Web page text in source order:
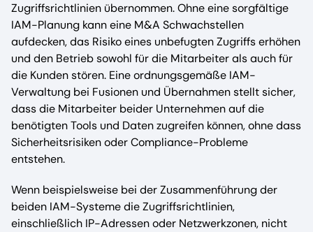
Zugriffsrichtlinien übernommen. Ohne eine sorgfältige
IAM-Planung kann eine M&A Schwachstellen
aufdecken, das Risiko eines unbefugten Zugriffs erhöhen
und den Betrieb sowohl für die Mitarbeiter als auch für
die Kunden stören. Eine ordnungsgemäße IAM-
Verwaltung bei Fusionen und Übernahmen stellt sicher,
dass die Mitarbeiter beider Unternehmen auf die
benötigten Tools und Daten zugreifen können, ohne dass
Sicherheitsrisiken oder Compliance-Probleme
entstehen.
Wenn beispielsweise bei der Zusammenführung der
beiden IAM-Systeme die Zugriffsrichtlinien,
einschließlich IP-Adressen oder Netzwerkzonen, nicht